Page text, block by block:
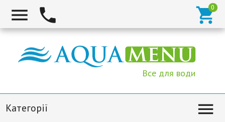
  
Все для води
Категорії 